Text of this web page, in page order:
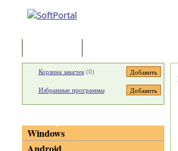
Корзина закачек(0)
Избранные программы
Windows